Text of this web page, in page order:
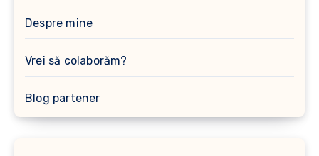
Despre mine
Vrei să colaborăm?
Blog partener